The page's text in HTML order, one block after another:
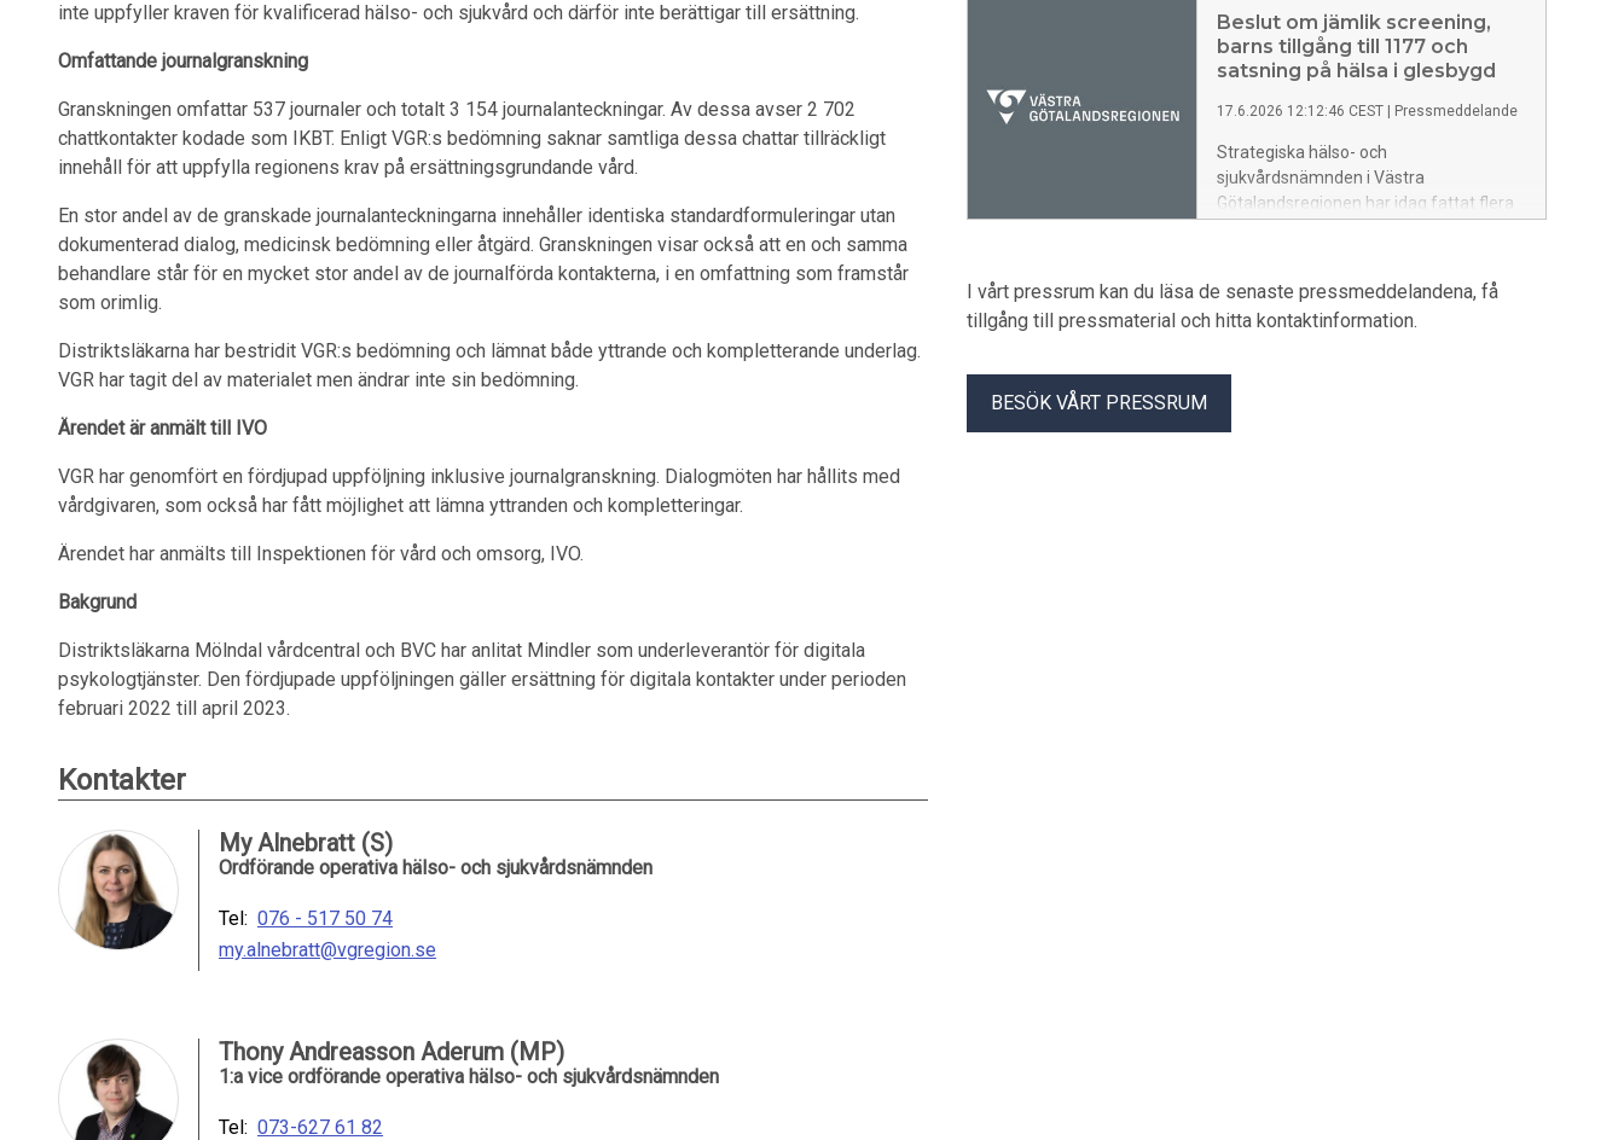
inte uppfyller kraven för kvalificerad hälso- och sjukvård och därför inte berättigar till ersättning.
Omfattande journalgranskning
Granskningen omfattar 537 journaler och totalt 3 154 journalanteckningar. Av dessa avser 2 702
chattkontakter kodade som IKBT. Enligt VGR:s bedömning saknar samtliga dessa chattar tillräckligt
innehåll för att uppfylla regionens krav på ersättningsgrundande vård.
En stor andel av de granskade journalanteckningarna innehåller identiska standardformuleringar utan
dokumenterad dialog, medicinsk bedömning eller åtgärd. Granskningen visar också att en och samma
behandlare står för en mycket stor andel av de journalförda kontakterna, i en omfattning som framstår
som orimlig.
Distriktsläkarna har bestridit VGR:s bedömning och lämnat både yttrande och kompletterande underlag.
VGR har tagit del av materialet men ändrar inte sin bedömning.
Ärendet är anmält till IVO
VGR har genomfört en fördjupad uppföljning inklusive journalgranskning. Dialogmöten har hållits med
vårdgivaren, som också har fått möjlighet att lämna yttranden och kompletteringar.
Ärendet har anmälts till Inspektionen för vård och omsorg, IVO.
Bakgrund
Distriktsläkarna Mölndal vårdcentral och BVC har anlitat Mindler som underleverantör för digitala
psykologtjänster. Den fördjupade uppföljningen gäller ersättning för digitala kontakter under perioden
februari 2022 till april 2023.
Kontakter
My Alnebratt (S)
Ordförande operativa hälso- och sjukvårdsnämnden
Tel: 076 - 517 50 74
my.alnebratt@vgregion.se
Thony Andreasson Aderum (MP)
1:a vice ordförande operativa hälso- och sjukvårdsnämnden
Tel: 073-627 61 82
främst mot cancer och sällsynta
sjukdomar, bland annat
livmoderhalscancer, lungcancer,
ovanlig njursjukdom.
Beslut om jämlik screening,
barns tillgång till 1177 och
satsning på hälsa i glesbygd
17.6.2026 12:12:46 CEST Pressmeddelande
Strategiska hälso- och
sjukvårdsnämnden i Västra
Götalandsregionen har idag fattat flera
sjukvård i hela regionen.
I vårt pressrum kan du läsa de senaste pressmeddelandena, få
tillgång till pressmaterial och hitta kontaktinformation.
BESÖK VÅRT PRESSRUM